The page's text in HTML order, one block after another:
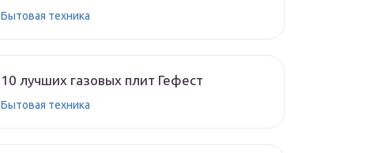
Бытовая техника
10 лучших газовых плит Гефест
Бытовая техника